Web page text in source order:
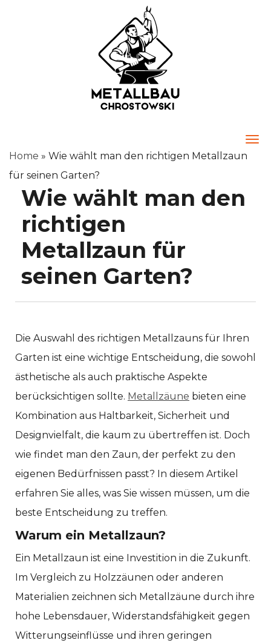
Home » Wie wählt man den richtigen Metallzaun
für seinen Garten?
Wie wählt man den
richtigen
Metallzaun für
seinen Garten?
Die Auswahl des richtigen Metallzauns für Ihren
Garten ist eine wichtige Entscheidung, die sowohl
ästhetische als auch praktische Aspekte
berücksichtigen sollte. Metallzäune bieten eine
Kombination aus Haltbarkeit, Sicherheit und
Designvielfalt, die kaum zu übertreffen ist. Doch
wie findet man den Zaun, der perfekt zu den
eigenen Bedürfnissen passt? In diesem Artikel
erfahren Sie alles, was Sie wissen müssen, um die
beste Entscheidung zu treffen.
Warum ein Metallzaun?
Ein Metallzaun ist eine Investition in die Zukunft.
Im Vergleich zu Holzzäunen oder anderen
Materialien zeichnen sich Metallzäune durch ihre
hohe Lebensdauer, Widerstandsfähigkeit gegen
Witterungseinflüsse und ihren geringen